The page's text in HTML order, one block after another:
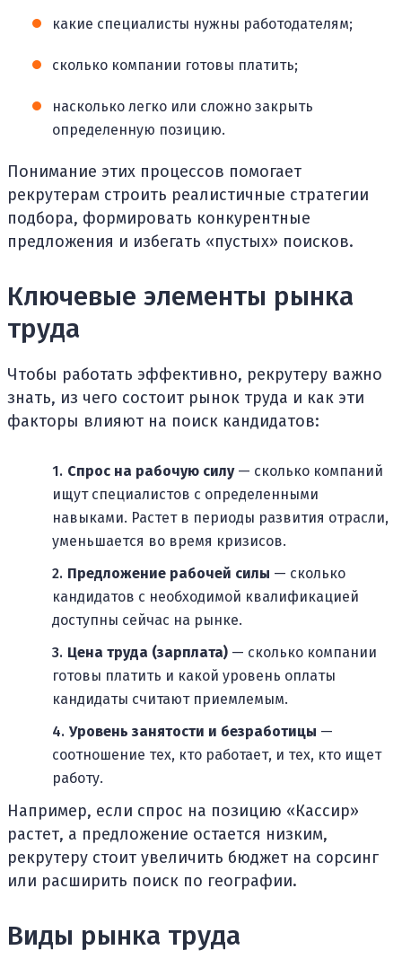
какие специалисты нужны работодателям;
сколько компании готовы платить;
насколько легко или сложно закрыть
определенную позицию.
Понимание этих процессов помогает
рекрутерам строить реалистичные стратегии
подбора, формировать конкурентные
предложения и избегать «пустых» поисков.
Ключевые элементы рынка
труда
Чтобы работать эффективно, рекрутеру важно
знать, из чего состоит рынок труда и как эти
факторы влияют на поиск кандидатов:
Спрос на рабочую силу— сколько компаний
ищут специалистов с определенными
навыками. Растет в периоды развития отрасли,
уменьшается во время кризисов.
Предложение рабочей силы — сколько
кандидатов с необходимой квалификацией
доступны сейчас на рынке.
Цена труда (зарплата) — сколько компании
готовы платить и какой уровень оплаты
кандидаты считают приемлемым.
Уровень занятости и безработицы —
соотношение тех, кто работает, и тех, кто ищет
работу.
Например, если спрос на позицию «Кассир»
растет, а предложение остается низким,
рекрутеру стоит увеличить бюджет на сорсинг
или расширить поиск по географии.
Виды рынка труда